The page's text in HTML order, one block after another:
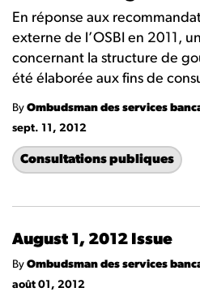
En réponse aux
externe de l’OSBI en 2011,
concernant la structure de
été élaborée aux fins de
By Ombudsman des services
sept. 11, 2012
Consultations publiques
August 1, 2012 Issue
By Ombudsman des services
août 01, 2012